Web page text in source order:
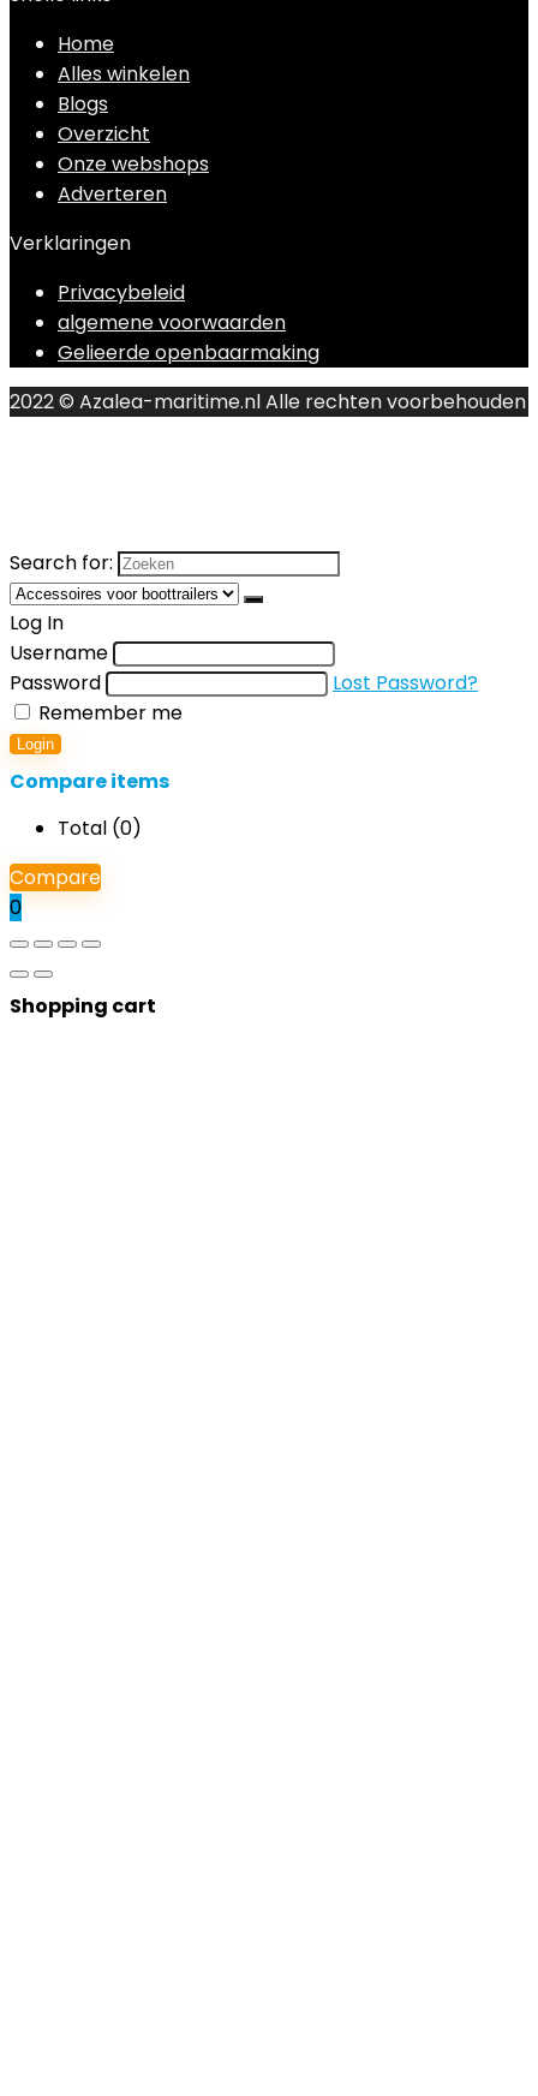
Home
Alles winkelen
Blogs
Overzicht
Onze webshops
Adverteren
Verklaringen
Privacybeleid
algemene voorwaarden
Gelieerde openbaarmaking
2022 © Azalea-maritime.nl Alle rechten voorbehouden
Search for:
Log In
Username
Password
Lost Password?
Remember me
Login
Compare items
Total (0)
Compare
0
Shopping cart